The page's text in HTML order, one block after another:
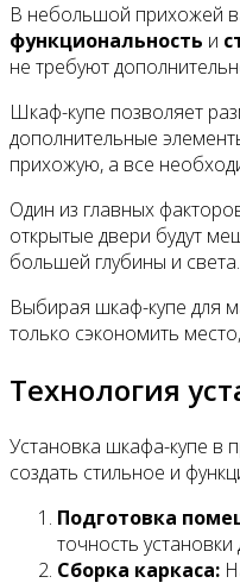
В небольшой прихожей
функциональность и
не требуют
Шкаф-купе позволяет
дополнительные
прихожую, а все
Один из главных
открытые двери будут
большей глубины и света.
Выбирая шкаф-купе для
только сэкономить
Технология
Установка шкафа-купе в
создать стильное и
Подготовка
точность
Сборка каркаса: